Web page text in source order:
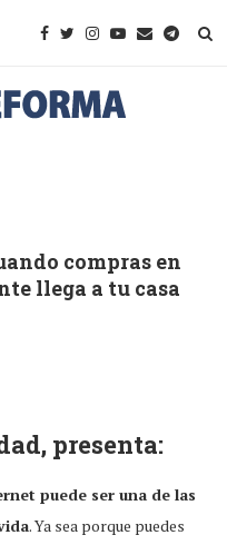
compras en
llega a tu casa
presenta:
puede ser una de las
. Ya sea porque puedes